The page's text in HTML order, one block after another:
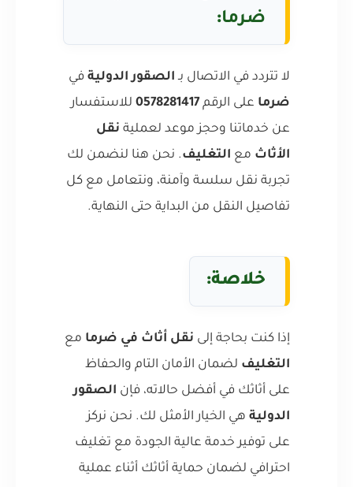
ضرما:
لا تتردد في الاتصال بـ الصقور الدولية في
ضرما على الرقم 0578281417 للاستفسار
عن خدماتنا وحجز موعد لعملية نقل
الأثاث مع التغليف. نحن هنا لنضمن لك
تجربة نقل سلسة وآمنة، ونتعامل مع كل
تفاصيل النقل من البداية حتى النهاية.
خلاصة:
إذا كنت بحاجة إلى نقل أثاث في ضرما مع
التغليف لضمان الأمان التام والحفاظ
على أثاثك في أفضل حالاته، فإن الصقور
الدولية هي الخيار الأمثل لك. نحن نركز
على توفير خدمة عالية الجودة مع تغليف
احترافي لضمان حماية أثاثك أثناء عملية